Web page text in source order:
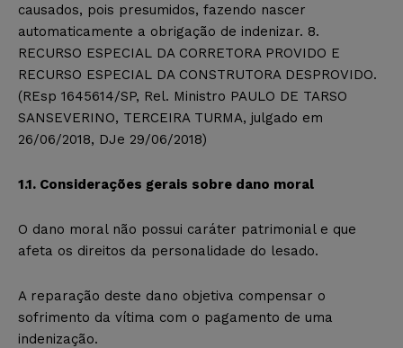
causados, pois presumidos, fazendo nascer
automaticamente a obrigação de indenizar. 8.
RECURSO ESPECIAL DA CORRETORA PROVIDO E
RECURSO ESPECIAL DA CONSTRUTORA DESPROVIDO.
(REsp 1645614/SP, Rel. Ministro PAULO DE TARSO
SANSEVERINO, TERCEIRA TURMA, julgado em
26/06/2018, DJe 29/06/2018)
1.1. Considerações gerais sobre dano moral
O dano moral não possui caráter patrimonial e que
afeta os direitos da personalidade do lesado.
A reparação deste dano objetiva compensar o
sofrimento da vítima com o pagamento de uma
indenização.